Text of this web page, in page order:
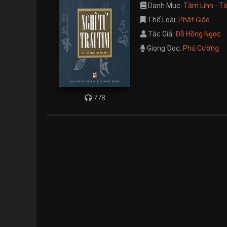
778
Danh Mục: Tâm Linh -
Thể Loại: Phật Giáo
Tác Giả: Đỗ Hồng Ngọc
Giọng Đọc: Phú Cường